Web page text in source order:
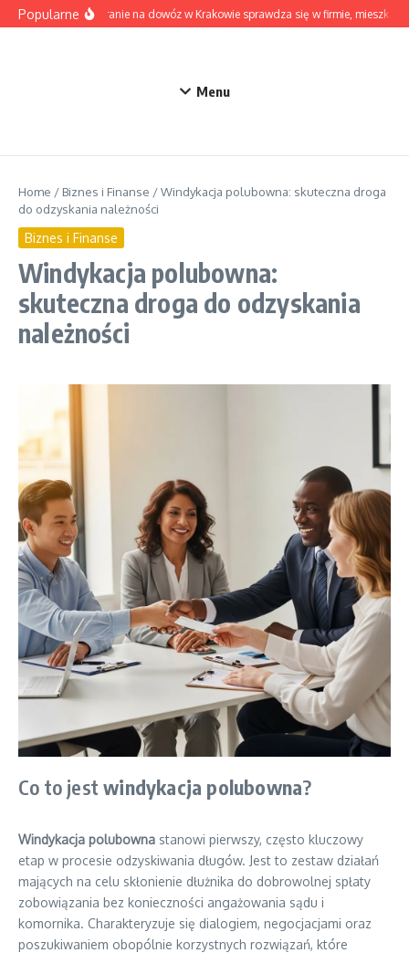
Przejdź do treści
PopularneKiedy pranie na dowóz w Krakowie sprawdza się w firmie,
Menu
Home / Biznes i Finanse /Windykacja polubowna: skuteczna droga
do odzyskania należności
Biznes i Finanse
Windykacja polubowna:
skuteczna droga do odzyskania
należności
Co to jestwindykacja polubowna?
Windykacja polubowna stanowi pierwszy, często kluczowy
etap w procesie odzyskiwania długów. Jest to zestaw działań
mających na celu skłonienie dłużnika do dobrowolnej spłaty
zobowiązania bez konieczności angażowania sądu i
komornika. Charakteryzuje się dialogiem, negocjacjami oraz
poszukiwaniem obopólnie korzystnych rozwiązań, które